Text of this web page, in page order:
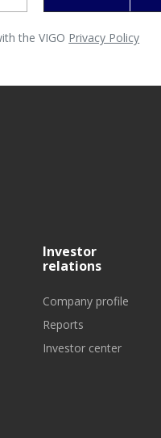
the VIGO Privacy Policy
Investor
relations
Company profile
Reports
Investor center